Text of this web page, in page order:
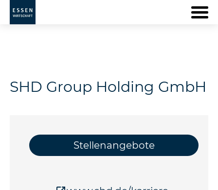
SHD Group Holding GmbH
Stellenangebote